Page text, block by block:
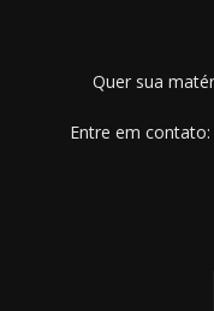
Quer sua
Entre em contato: